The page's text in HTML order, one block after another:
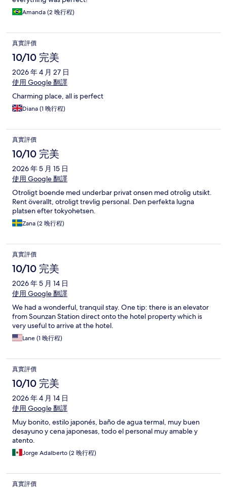
Amanda (2 晚行程)
真實評價
10/10 完美
2026 年 4 月 27 日
使用 Google 翻譯
Charming place, all is perfect
Diana (1 晚行程)
真實評價
10/10 完美
2026 年 5 月 15 日
使用 Google 翻譯
Otroligt boende med underbar privat onsen med otrolig utsikt.
Rent överallt, otroligt trevlig personal. Den perfekta lugna
platsen efter tokyohetsen.
Zana (2 晚行程)
真實評價
10/10 完美
2026 年 5 月 14 日
使用 Google 翻譯
We had a wonderful, tranquil stay. One tip: there is an elevator
from Sounzan Station direct onto the hotel property which is
very useful to arrive at the hotel.
Lane (1 晚行程)
真實評價
10/10 完美
2026 年 4 月 14 日
使用 Google 翻譯
Muy bonito, estilo japonés, baño de agua termal, muy buen
desayuno y cena japonesas, todo el personal muy amable y
atento.
Jorge Adalberto (2 晚行程)
真實評價